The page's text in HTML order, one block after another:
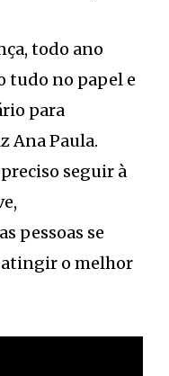
todo ano
tudo no papel e
para
Ana Paula.
seguir à
pessoas se
atingir o melhor